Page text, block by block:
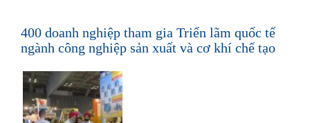
400 doanh nghiệp tham gia Triển lãm quốc tế
ngành công nghiệp sản xuất và cơ khí chế tạo